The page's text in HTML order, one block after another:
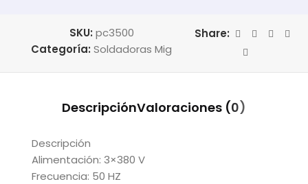
SKU: pc3500
Categoría: Soldadoras Mig
Share:
DescripciónValoraciones (0)
Descripción
Alimentación: 3×380 V
Frecuencia: 50 HZ